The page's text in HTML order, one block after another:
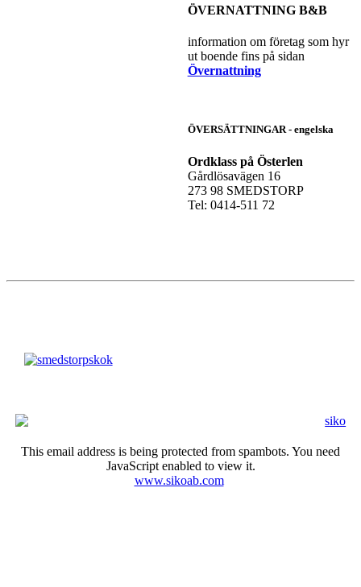
ÖVERNATTNING B&B
information om företag som hyr
ut boende fins på sidan
Övernattning
ÖVERSÄTTNINGAR - engelska
Ordklass på Österlen
Gårdlösavägen 16
273 98 SMEDSTORP
Tel: 0414-511 72
This email address is being protected from spambots. You need
JavaScript enabled to view it.
www.sikoab.com